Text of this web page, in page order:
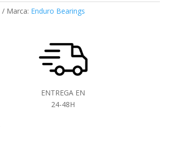
Marca: Enduro Bearings
ENTREGA EN
24-48H